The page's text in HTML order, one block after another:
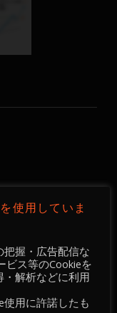
み)
使用していま
握・広告配信な
ビス等のCookieを
解析などに利用
用に許諾したも